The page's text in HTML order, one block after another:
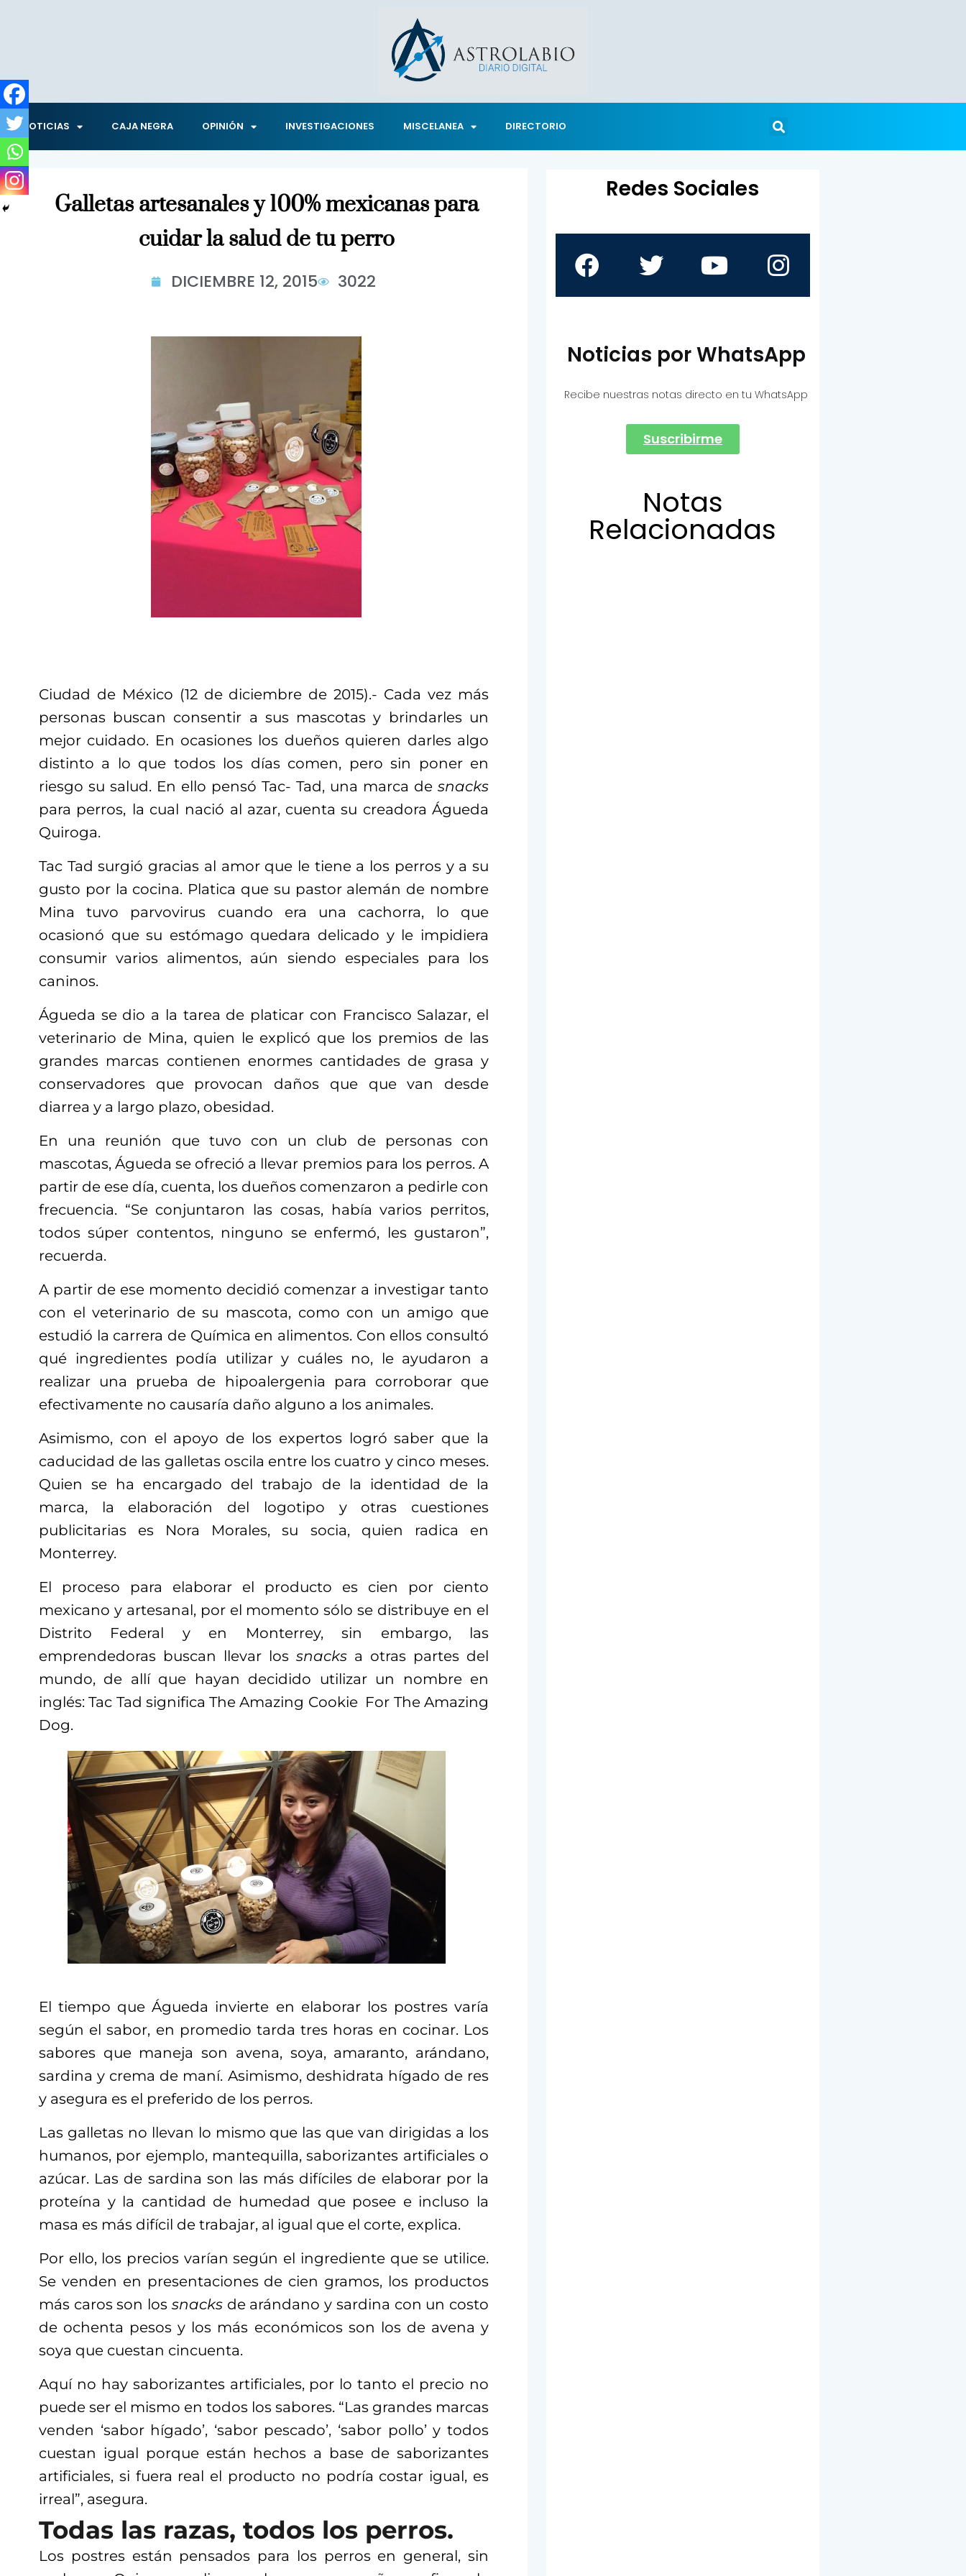
NOTICIAS CAJA NEGRA OPINIÓN INVESTIGACIONES MISCELANEA DIRECTORIO
Galletas artesanales y 100% mexicanas para
cuidar la salud de tu perro
DICIEMBRE 12, 2015 3022
Ciudad de México (12 de diciembre de 2015).- Cada vez más
personas buscan consentir a sus mascotas y brindarles un
mejor cuidado. En ocasiones los dueños quieren darles algo
distinto a lo que todos los días comen, pero sin poner en
riesgo su salud. En ello pensó Tac- Tad, una marca de snacks
para perros, la cual nació al azar, cuenta su creadora Águeda
Quiroga.
Tac Tad surgió gracias al amor que le tiene a los perros y a su
gusto por la cocina. Platica que su pastor alemán de nombre
Mina tuvo parvovirus cuando era una cachorra, lo que
ocasionó que su estómago quedara delicado y le impidiera
consumir varios alimentos, aún siendo especiales para los
caninos.
Águeda se dio a la tarea de platicar con Francisco Salazar, el
veterinario de Mina, quien le explicó que los premios de las
grandes marcas contienen enormes cantidades de grasa y
conservadores que provocan daños que que van desde
diarrea y a largo plazo, obesidad.
En una reunión que tuvo con un club de personas con
mascotas, Águeda se ofreció a llevar premios para los perros. A
partir de ese día, cuenta, los dueños comenzaron a pedirle con
frecuencia. “Se conjuntaron las cosas, había varios perritos,
todos súper contentos, ninguno se enfermó, les gustaron”,
recuerda.
A partir de ese momento decidió comenzar a investigar tanto
con el veterinario de su mascota, como con un amigo que
estudió la carrera de Química en alimentos. Con ellos consultó
qué ingredientes podía utilizar y cuáles no, le ayudaron a
realizar una prueba de hipoalergenia para corroborar que
efectivamente no causaría daño alguno a los animales.
Asimismo, con el apoyo de los expertos logró saber que la
caducidad de las galletas oscila entre los cuatro y cinco meses.
Quien se ha encargado del trabajo de la identidad de la
marca, la elaboración del logotipo y otras cuestiones
publicitarias es Nora Morales, su socia, quien radica en
Monterrey.
El proceso para elaborar el producto es cien por ciento
mexicano y artesanal, por el momento sólo se distribuye en el
Distrito Federal y en Monterrey, sin embargo, las
emprendedoras buscan llevar los snacks a otras partes del
mundo, de allí que hayan decidido utilizar un nombre en
inglés: Tac Tad significa The Amazing Cookie For The Amazing
Dog.
El tiempo que Águeda invierte en elaborar los postres varía
según el sabor, en promedio tarda tres horas en cocinar. Los
sabores que maneja son avena, soya, amaranto, arándano,
sardina y crema de maní. Asimismo, deshidrata hígado de res
y asegura es el preferido de los perros.
Las galletas no llevan lo mismo que las que van dirigidas a los
humanos, por ejemplo, mantequilla, saborizantes artificiales o
azúcar. Las de sardina son las más difíciles de elaborar por la
proteína y la cantidad de humedad que posee e incluso la
masa es más difícil de trabajar, al igual que el corte, explica.
Por ello, los precios varían según el ingrediente que se utilice.
Se venden en presentaciones de cien gramos, los productos
más caros son los snacksde arándano y sardina con un costo
de ochenta pesos y los más económicos son los de avena y
soya que cuestan cincuenta.
Aquí no hay saborizantes artificiales, por lo tanto el precio no
puede ser el mismo en todos los sabores. “Las grandes marcas
venden ‘sabor hígado’, ‘sabor pescado’, ‘sabor pollo’ y todos
cuestan igual porque están hechos a base de saborizantes
artificiales, si fuera real el producto no podría costar igual, es
irreal”, asegura.
Todas las razas, todos los perros.
Los postres están pensados para los perros en general, sin
Redes Sociales
Noticias por WhatsApp
Recibe nuestras notas directo en tu WhatsApp
Suscribirme
Notas
Relacionadas